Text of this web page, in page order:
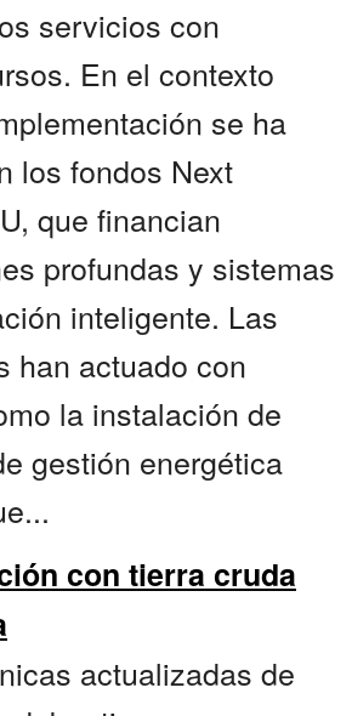
servicios con
En el contexto
se ha
los fondos Next
que financian
profundas y sistemas
inteligente. Las
han actuado con
la instalación de
gestión energética
con tierra cruda
actualizadas de